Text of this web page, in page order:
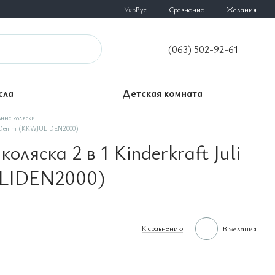
УкрРус Сравнение Желания
(063) 502-92-61
Детская комната
коляски
(KKWJULIDEN2000)
2 в 1 Kinderkraft Juli
К сравнению В желания